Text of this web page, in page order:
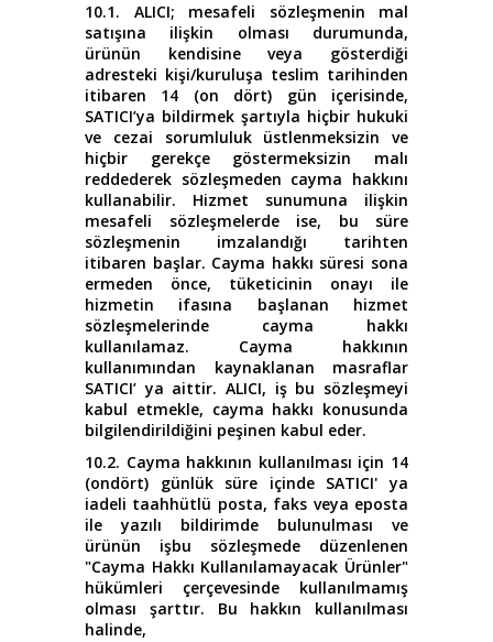
10.1. ALICI; mesafeli sözleşmenin mal
satışına ilişkin olması durumunda,
ürünün kendisine veya gösterdiği
adresteki kişi/kuruluşa teslim tarihinden
itibaren 14 (on dört) gün içerisinde,
SATICI’ya bildirmek şartıyla hiçbir hukuki
ve cezai sorumluluk üstlenmeksizin ve
hiçbir gerekçe göstermeksizin malı
reddederek sözleşmeden cayma hakkını
kullanabilir. Hizmet sunumuna ilişkin
mesafeli sözleşmelerde ise, bu süre
sözleşmenin imzalandığı tarihten
itibaren başlar. Cayma hakkı süresi sona
ermeden önce, tüketicinin onayı ile
hizmetin ifasına başlanan hizmet
sözleşmelerinde cayma hakkı
kullanılamaz. Cayma hakkının
kullanımından kaynaklanan masraflar
SATICI’ ya aittir. ALICI, iş bu sözleşmeyi
kabul etmekle, cayma hakkı konusunda
bilgilendirildiğini peşinen kabul eder.
10.2. Cayma hakkının kullanılması için 14
(ondört) günlük süre içinde SATICI' ya
iadeli taahhütlü posta, faks veya eposta
ile yazılı bildirimde bulunulması ve
ürünün işbu sözleşmede düzenlenen
"Cayma Hakkı Kullanılamayacak Ürünler"
hükümleri çerçevesinde kullanılmamış
olması şarttır. Bu hakkın kullanılması
halinde,